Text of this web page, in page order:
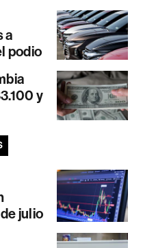
a
podio
y
julio